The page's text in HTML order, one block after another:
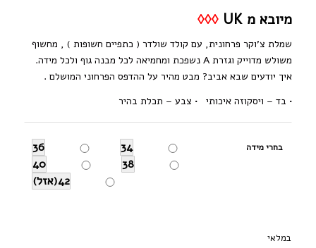
מיובא מ UK ◊◊◊
שמלת צ’וקר פרחונית, עם קולד שולדר ( כתפיים חשופות ) , מחשוף
משולש מדוייק וגזרת A נשפכת ומחמיאה לכל מבנה גוף ולכל מידה.
איך יודעים שבא אביב? מבט מהיר על ההדפס הפרחוני המושלם .
• בד – ויסקוזה איכותי • צבע – תכלת בהיר
בחרי מידה 34
36
38
40
42(אזל)
במלאי